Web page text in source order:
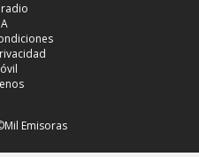
Emisoras